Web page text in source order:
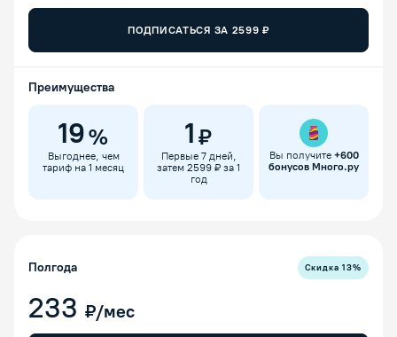
ПОДПИСАТЬСЯ ЗА 2599 ₽
Преимущества
19%
Выгоднее, чем
тариф на 1 месяц
1 ₽
Первые 7 дней,
затем 2599 ₽ за 1
год
Вы получите +600
бонусов Много.ру
Полгода Скидка13%
233 ₽/мес